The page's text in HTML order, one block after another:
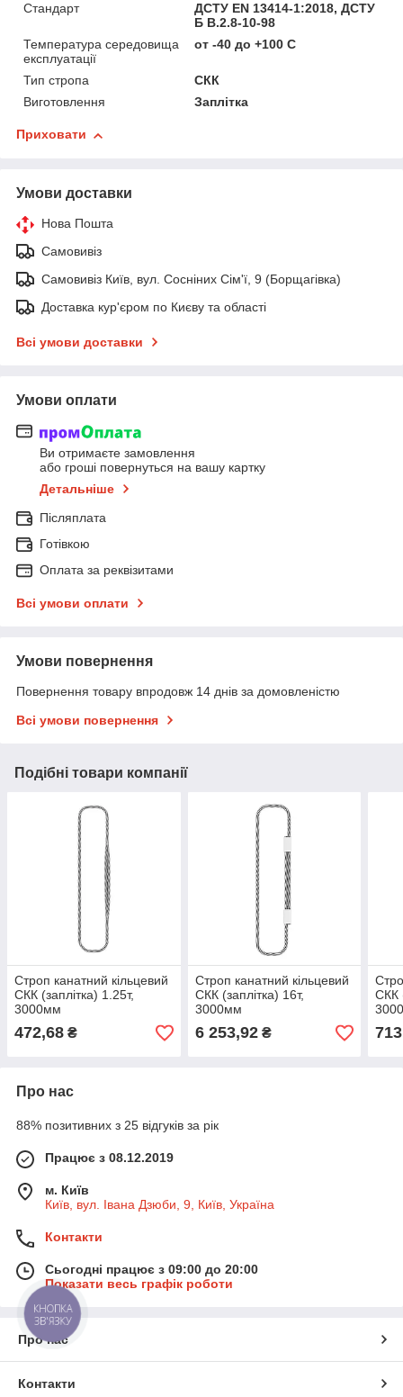
Стандарт
ДСТУ EN 13414-1:2018, ДСТУ
Б В.2.8-10-98
Температура середовища
експлуатації
от -40 до +100 С
Тип стропа
СКК
Виготовлення
Заплітка
Приховати
Умови доставки
Нова Пошта
Самовивіз
Самовивіз Київ, вул. Сосніних Сім'ї, 9 (Борщагівка)
Доставка кур'єром по Києву та області
Всі умови доставки
Умови оплати
Ви отримаєте замовлення
або гроші повернуться на вашу картку
Детальніше
Післяплата
Готівкою
Оплата за реквізитами
Всі умови оплати
Умови повернення
Повернення товару впродовж 14 днів за домовленістю
Всі умови повернення
Подібні товари компанії
Строп канатний кільцевий
СКК (заплітка) 1.25т,
3000мм
472,68 ₴
Строп канатний кільцевий
СКК (заплітка) 16т,
3000мм
6 253,92₴
СКК
Про нас
88% позитивних з 25 відгуків за рік
Працює з 08.12.2019
м. Київ
Київ, вул. Івана Дзюби, 9, Київ, Україна
Контакти
Сьогодні працює з 09:00 до 20:00
Показати весь графік роботи
Про нас
Контакти
КНОПКА
ЗВ'ЯЗКУ